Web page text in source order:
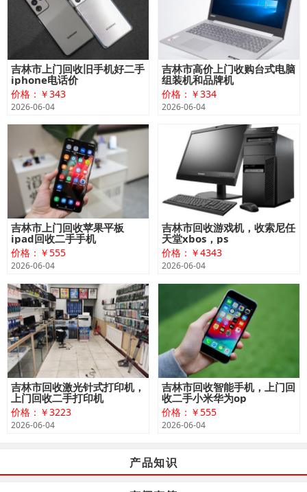
吉林市上门回收旧手机好二手
iphone电话价
价格：￥343
2026-06-04
吉林市高价上门收购台式电脑
组装机和品牌机
价格：￥334
2026-06-04
吉林市上门回收苹果平板
ipad回收二手手机
价格：￥555
2026-06-04
吉林市回收游戏机，收索尼任
天堂xbos，ps
价格：￥4343
2026-06-04
吉林市回收激光针式打印机，
上门回收二手打印机
价格：￥3223
2026-06-04
吉林市回收智能手机，上门回
收二手小米华为op
价格：￥555
2026-06-04
产品知识